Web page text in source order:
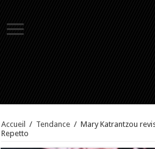
Accueil / Tendance / Mary Katrantzou
Repetto